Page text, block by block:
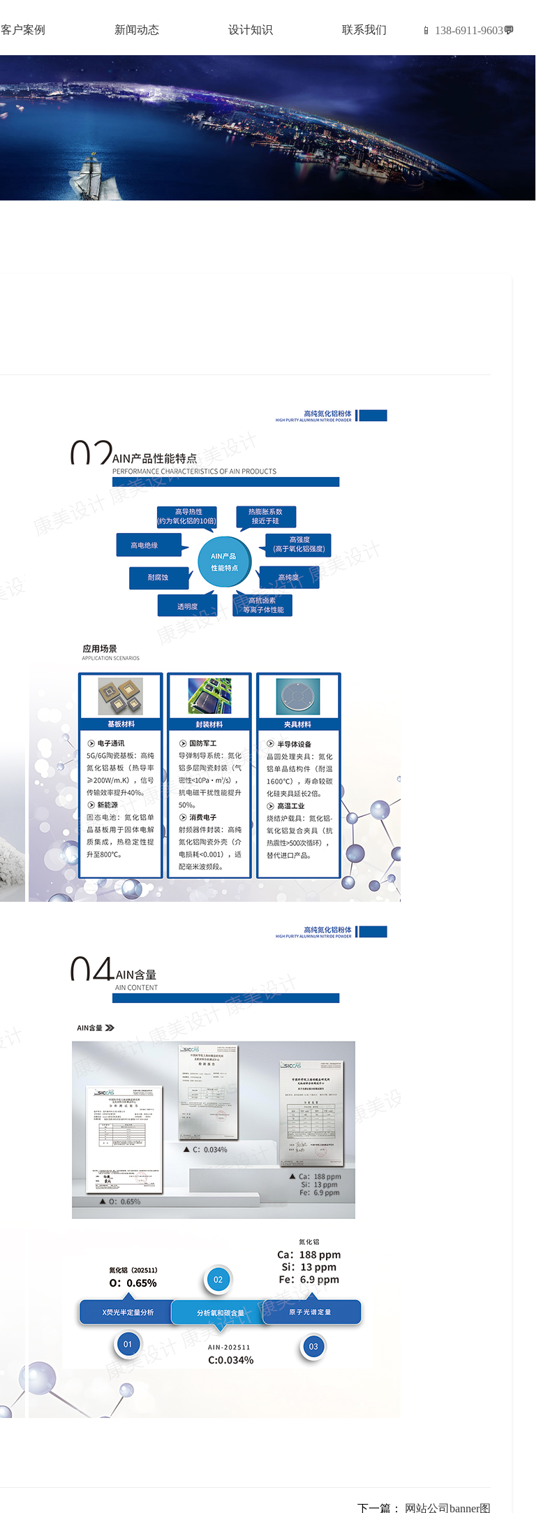
客户案例 新闻动态 设计知识 联系我们 📱 138-6911-9603💬
下一篇： 网站公司banner图